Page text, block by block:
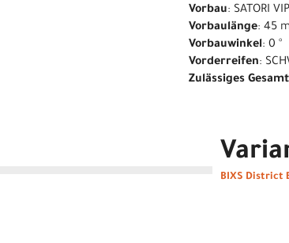
Vorbau: SATORI
Vorbaulänge: 45
Vorbauwinkel: 0 °
Vorderreifen:
Zulässiges
BIXS District